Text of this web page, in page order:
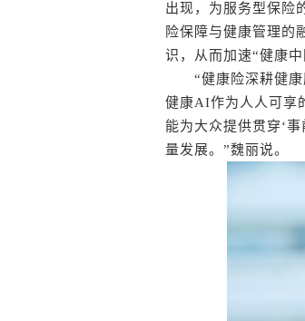
出现，为服务型保险
险保障与健康管理的
识，从而加速“健康中
“健康险深耕健康
健康AI作为人人可享
能为大众提供贯穿‘
量发展。”魏丽说。